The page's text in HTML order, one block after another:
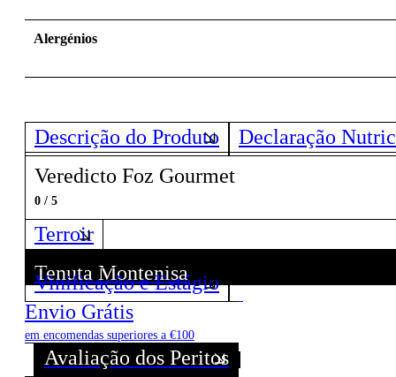
Alergénios
Descrição do Produto
Declaração
Veredicto Foz Gourmet
0 / 5
Terroir
Tenuta Montenisa
Descubra todos os Vinhos deste Produtor!
Vinificação e Estágio
Envio Grátis
em encomendas superiores a €100
Avaliação dos Peritos